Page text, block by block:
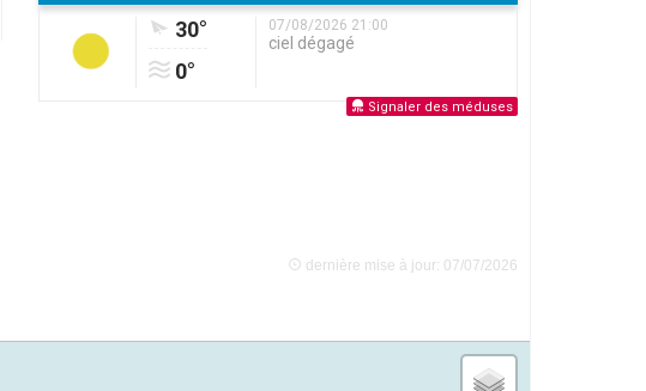
30°
0°
07/08/2026 21:00
ciel dégagé
Signaler des méduses
dernière mise à jour: 07/07/2026